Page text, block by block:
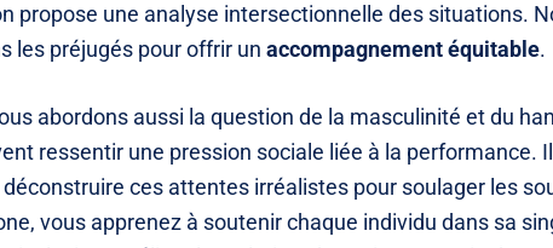
propose une analyse intersectionnelle des situations.
les préjugés pour offrir un accompagnement équitable.
abordons aussi la question de la masculinité et du
ressentir une pression sociale liée à la performance.
ces attentes irréalistes pour soulager les
vous apprenez à soutenir chaque individu dans sa